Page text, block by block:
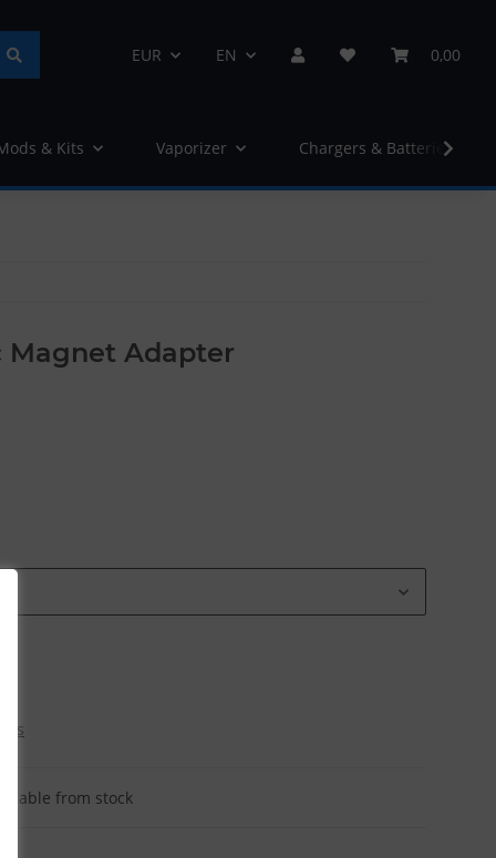
EUR EN 0,00
& Kits Vaporizer Chargers & Batteries
Magnet Adapter
from stock